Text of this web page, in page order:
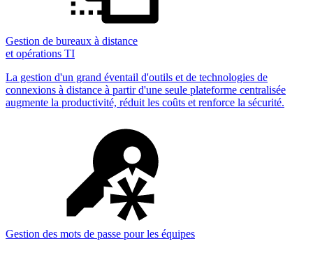
Gestion de bureaux à distance
et opérations TI
La gestion d'un grand éventail d'outils et de technologies de
connexions à distance à partir d'une seule plateforme centralisée
augmente la productivité, réduit les coûts et renforce la sécurité.
Gestion des mots de passe pour les équipes